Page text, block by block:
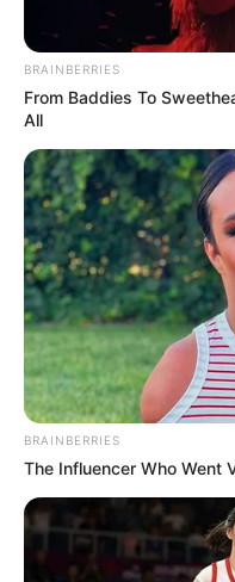
BRAINBERRIES
From Baddies To
All
BRAINBERRIES
The Influencer Who Went